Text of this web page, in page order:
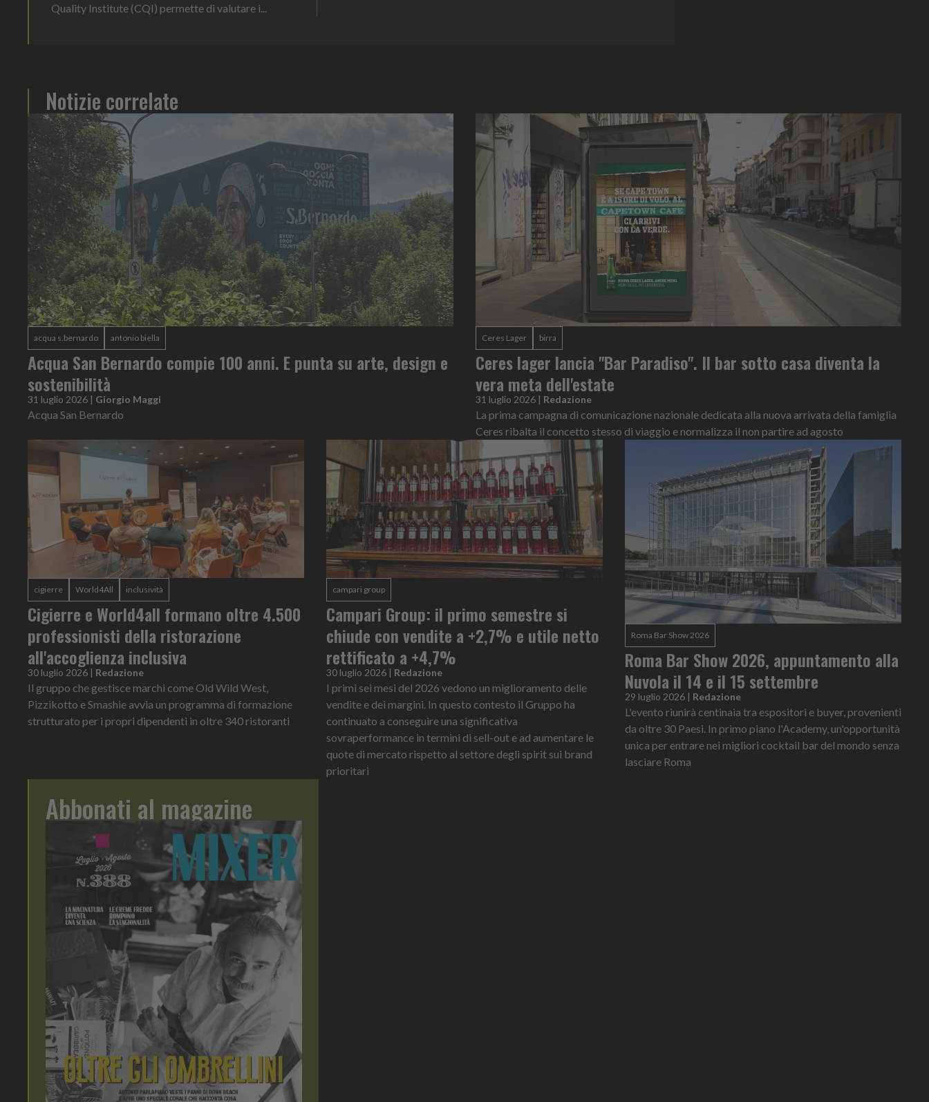
Quality Institute (CQI) permette di valutare i...
Notizie correlate
acqua s.bernardo antonio biella
Acqua San Bernardo compie 100 anni. E punta su arte, design e
sostenibilità
31 luglio 2026 | Giorgio Maggi
Acqua San Bernardo
Ceres Lager birra
Ceres lager lancia "Bar Paradiso". Il bar sotto casa diventa la
vera meta dell'estate
31 luglio 2026 | Redazione
La prima campagna di comunicazione nazionale dedicata alla nuova arrivata della famiglia
Ceres ribalta il concetto stesso di viaggio e normalizza il non partire ad agosto
cigierre World4All inclusività
Cigierre e World4all formano oltre 4.500
professionisti della ristorazione
all'accoglienza inclusiva
30 luglio 2026 | Redazione
Il gruppo che gestisce marchi come Old Wild West,
Pizzikotto e Smashie avvia un programma di formazione
strutturato per i propri dipendenti in oltre 340 ristoranti
campari group
Campari Group: il primo semestre si
chiude con vendite a +2,7% e utile netto
rettificato a +4,7%
30 luglio 2026 | Redazione
I primi sei mesi del 2026 vedono un miglioramento delle
vendite e dei margini. In questo contesto il Gruppo ha
continuato a conseguire una significativa
sovraperformance in termini di sell-out e ad aumentare le
quote di mercato rispetto al settore degli spirit sui brand
prioritari
Roma Bar Show 2026
Roma Bar Show 2026, appuntamento alla
Nuvola il 14 e il 15 settembre
29 luglio 2026 | Redazione
L'evento riunirà centinaia tra espositori e buyer, provenienti
da oltre 30 Paesi. In primo piano l'Academy, un'opportunità
unica per entrare nei migliori cocktail bar del mondo senza
lasciare Roma
Abbonati al magazine